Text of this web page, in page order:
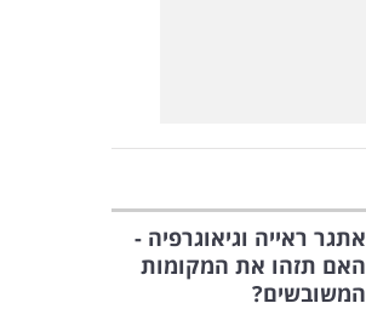
אתגר ראייה וגיאוגרפיה -
האם תזהו את המקומות
המשובשים?